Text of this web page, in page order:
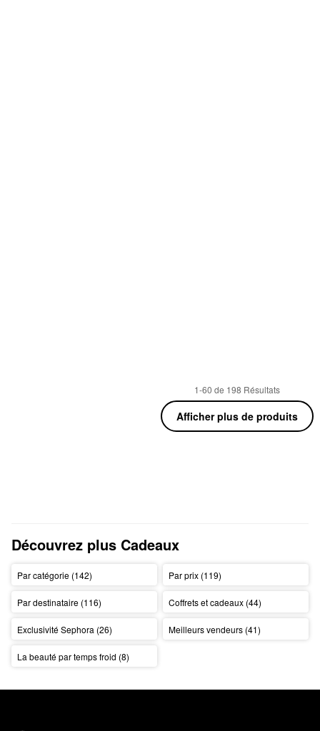
1-60 de 198 Résultats
Afficher plus de produits
Découvrez plus Cadeaux
Par catégorie (142) Par prix (119)
Par destinataire (116) Coffrets et cadeaux (44)
Exclusivité Sephora (26) Meilleurs vendeurs (41)
La beauté par temps froid (8)